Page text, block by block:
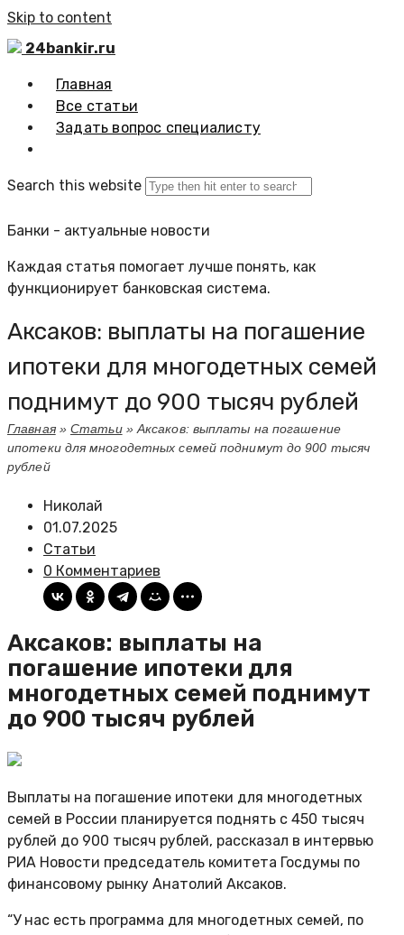
Skip to content
24bankir.ru
Главная
Все статьи
Задать вопрос специалисту
Search this website
Банки - актуальные новости
Каждая статья помогает лучше понять, как
функционирует банковская система.
Аксаков: выплаты на погашение
ипотеки для многодетных семей
поднимут до 900 тысяч рублей
Главная»Статьи» Аксаков: выплаты на погашение
ипотеки для многодетных семей поднимут до 900 тысяч
рублей
Николай
01.07.2025
Статьи
0 Комментариев
Аксаков: выплаты на
погашение ипотеки для
многодетных семей поднимут
до 900 тысяч рублей
Выплаты на погашение ипотеки для многодетных
семей в России планируется поднять с 450 тысяч
рублей до 900 тысяч рублей, рассказал в интервью
РИА Новости председатель комитета Госдумы по
финансовому рынку Анатолий Аксаков.
“У нас есть программа для многодетных семей, по